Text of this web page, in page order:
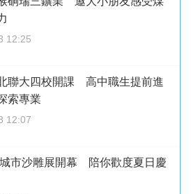
12:25
聯大四校開課 高中職生提前進
索專業
12:07
市沙雕展開幕 陪你歡度夏日慶